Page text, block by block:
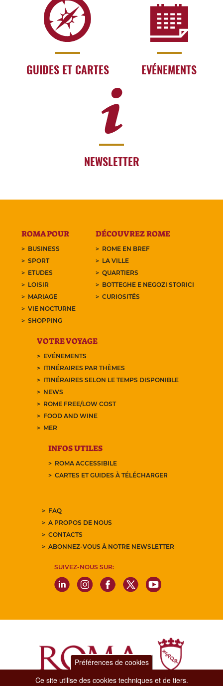
GUIDES ET CARTES EVÉNEMENTS
NEWSLETTER
ROMA POUR
BUSINESS
SPORT
ETUDES
LOISIR
MARIAGE
VIE NOCTURNE
SHOPPING
DÉCOUVREZ ROME
ROME EN BREF
LA VILLE
QUARTIERS
BOTTEGHE E NEGOZI STORICI
CURIOSITÉS
VOTRE VOYAGE
EVÉNEMENTS
ITINÉRAIRES PAR THÈMES
ITINÉRAIRES SELON LE TEMPS DISPONIBLE
NEWS
ROME FREE/LOW COST
FOOD AND WINE
MER
INFOS UTILES
ROMA ACCESSIBILE
CARTES ET GUIDES À TÉLÉCHARGER
FAQ
A PROPOS DE NOUS
CONTACTS
ABONNEZ-VOUS À NOTRE NEWSLETTER
SUIVEZ-NOUS SUR:
Préférences de cookies
Ce site utilise des cookies techniques et de tiers.